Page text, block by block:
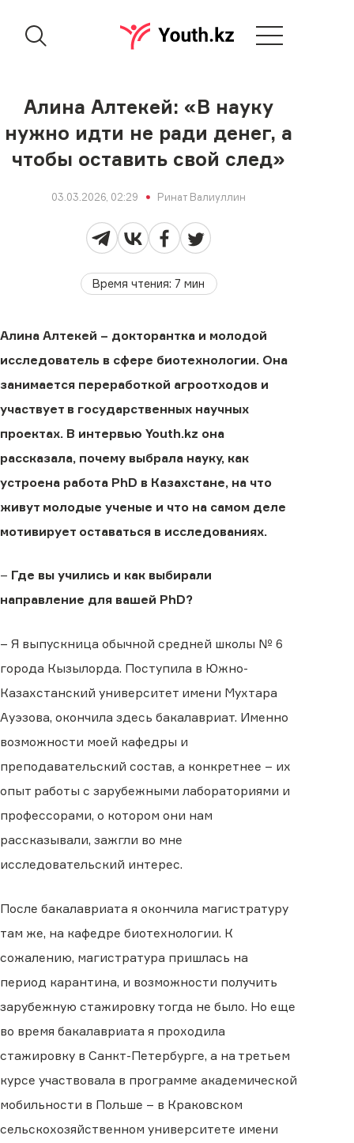
Алина Алтекей: «В науку
нужно идти не ради денег, а
чтобы оставить свой след»
03.03.2026, 02:29 Ринат Валиуллин
Время чтения:7 мин
Алина Алтекей – докторантка и молодой
исследователь в сфере биотехнологии. Она
занимается переработкой агроотходов и
участвует в государственных научных
проектах. В интервью Youth.kz она
рассказала, почему выбрала науку, как
устроена работа PhD в Казахстане, на что
живут молодые ученые и что на самом деле
мотивирует оставаться в исследованиях.
– Где вы учились и как выбирали
направление для вашей PhD?
– Я выпускница обычной средней школы № 6
города Кызылорда. Поступила в Южно-
Казахстанский университет имени Мухтара
Ауэзова, окончила здесь бакалавриат. Именно
возможности моей кафедры и
преподавательский состав, а конкретнее – их
опыт работы с зарубежными лабораториями и
профессорами, о котором они нам
рассказывали, зажгли во мне
исследовательский интерес.
После бакалавриата я окончила магистратуру
там же, на кафедре биотехнологии. К
сожалению, магистратура пришлась на
период карантина, и возможности получить
зарубежную стажировку тогда не было. Но еще
во время бакалавриата я проходила
стажировку в Санкт-Петербурге, а на третьем
курсе участвовала в программе академической
мобильности в Польше – в Краковском
сельскохозяйственном университете имени